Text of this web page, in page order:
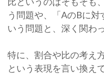
う問題や、「AのBに対
いう問題と、深く関わ
特に、割合や比の考え
という表現を言い換え